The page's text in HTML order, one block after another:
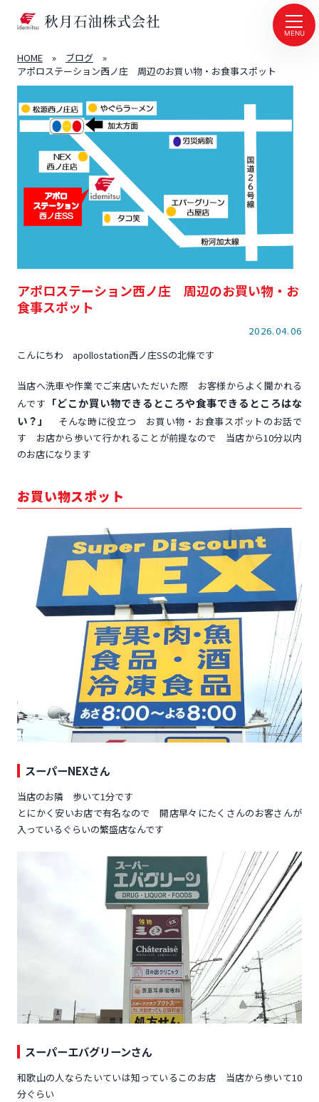
MENU
HOME » ブログ
»
アポロステーション西ノ庄 周辺のお買い物・お食事スポット
アポロステーション西ノ庄 周辺のお買い物・お
食事スポット
2026.04.06
こんにちわ apollostation西ノ庄SSの北條です
当店へ洗車や作業でご来店いただいた際 お客様からよく聞かれる
んです 「どこか買い物できるところや食事できるところはな
い？」
そんな時に役立つ お買い物・お食事スポットのお話で
す お店から歩いて行かれることが前提なので 当店から10分以内
のお店になります
お買い物スポット
スーパーNEXさん
当店のお隣 歩いて1分です
とにかく安いお店で有名なので 開店早々にたくさんのお客さんが
入っているぐらいの繁盛店なんです
スーパーエバグリーンさん
和歌山の人ならたいていは知っているこのお店 当店から歩いて10
分ぐらい